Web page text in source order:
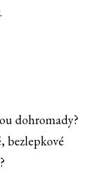
dohromady?
bezlepkové